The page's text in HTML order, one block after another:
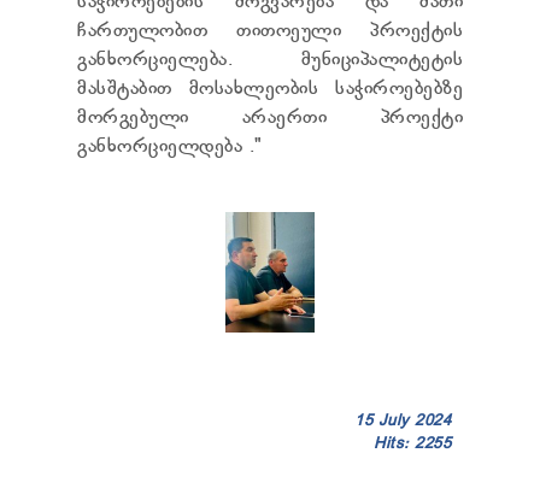
REPORT TO BE SUBMITTED TO PRESIDENT AND
PARLIAMENT
REQUEST OF PUBLIC INFORMATION
PERSONAL DATA PROTECTION OFFICER
LEGAL DECISIONS
ჩართულობით თითოეული პროექტის
განხორციელება. მუნიციპალიტეტის
მასშტაბით მოსახლეობის საჭიროებებზე
მორგებული არაერთი პროექტი
განხორციელდება ."
15 July 2024
Hits: 2255